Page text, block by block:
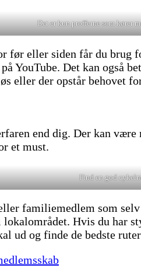
Det er kun profferne som kører
før eller siden får du brug
på YouTube. Det kan
eller der opstår behovet
end dig. Der kan
et must.
Find en god
familiemedlem som
Hvis du har
ud og finde de bedste